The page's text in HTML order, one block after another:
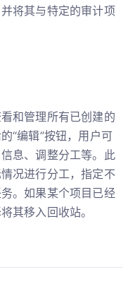
将其与特定的审计项
和管理所有已创建的
“编辑”按钮，用户可
息、调整分工等。此
况进行分工，指定不
。如果某个项目已经
其移入回收站。